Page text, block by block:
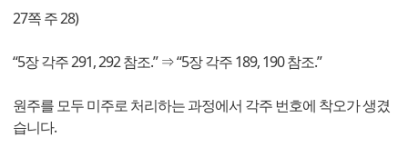
27쪽 주 28)
“5장 각주 291, 292 참조.” ⇒ “5장 각주 189, 190 참조.”
원주를 모두 미주로 처리하는 과정에서 각주 번호에 착오가 생겼
습니다.